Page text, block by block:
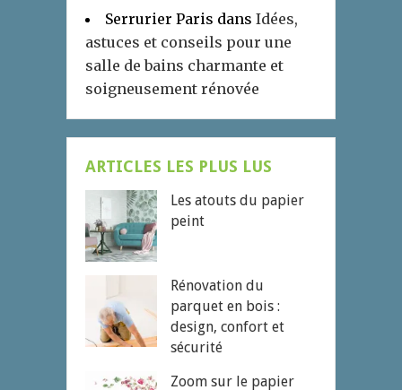
Serrurier Paris dans Idées,
astuces et conseils pour une
salle de bains charmante et
soigneusement rénovée
ARTICLES LES PLUS LUS
Les atouts du papier
peint
Rénovation du
parquet en bois :
design, confort et
sécurité
Zoom sur le papier